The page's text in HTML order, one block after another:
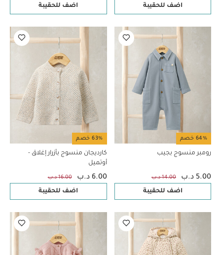
اضف للحقيبة اضف للحقيبة
64% خصم
رومبر منسوج بجيب
5.00 د.ب 14.00 د.ب
اضف للحقيبة
63% خصم
كارديجان منسوج بأزرار إغلاق -
أوتميل
6.00 د.ب 16.00 د.ب
اضف للحقيبة